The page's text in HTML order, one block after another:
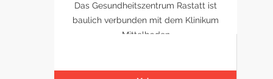
Das Gesundheitszentrum Rastatt ist
baulich verbunden mit dem Klinikum
Mittelbaden